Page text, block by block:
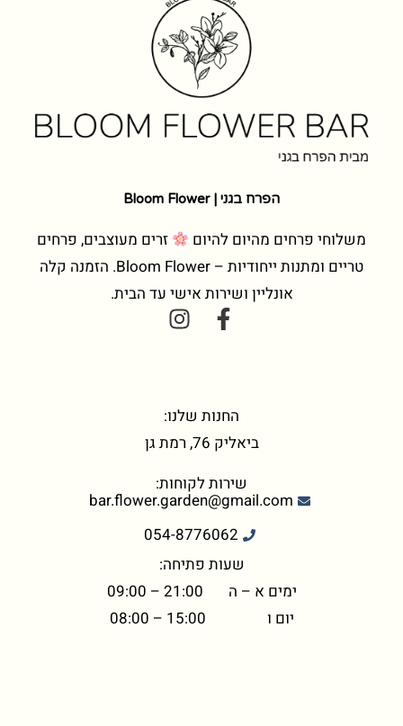
הפרח בגני | Bloom Flower
משלוחי פרחים מהיום להיום
זרים מעוצבים, פרחים
טריים ומתנות ייחודיות – Bloom Flower. הזמנה קלה
אונליין ושירות אישי עד הבית.
החנות שלנו:
ביאליק 76, רמת גן
bar.flower.garden@gmail.com
054-8776062
שעות פתיחה:
ימים א – ה 21:00 – 09:00
יום ו 15:00 – 08:00
שירות לקוחות: